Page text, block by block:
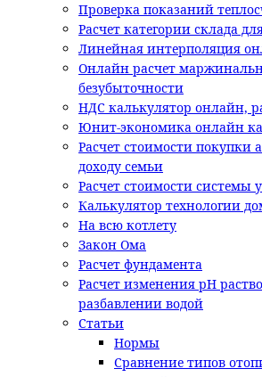
Проверка показаний
Расчет категории склада
Линейная интерполяция
Онлайн расчет
безубыточности
НДС калькулятор онлайн,
Юнит-экономика онлайн
Расчет стоимости покупки
доходу семьи
Расчет стоимости системы
Калькулятор технологии
На всю котлету
Закон Ома
Расчет фундамента
Расчет изменения pH
разбавлении водой
Статьи
Нормы
Сравнение типов